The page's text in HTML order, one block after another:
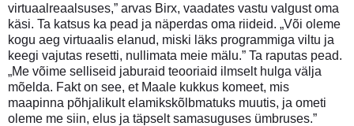
virtuaalreaalsuses,” arvas Birx, vaadates vastu valgust oma
käsi. Ta katsus ka pead ja näperdas oma riideid. „Või oleme
kogu aeg virtuaalis elanud, miski läks programmiga viltu ja
keegi vajutas resetti, nullimata meie mälu.” Ta raputas pead.
„Me võime selliseid jaburaid teooriaid ilmselt hulga välja
mõelda. Fakt on see, et Maale kukkus komeet, mis
maapinna põhjalikult elamikskõlbmatuks muutis, ja ometi
oleme me siin, elus ja täpselt samasuguses ümbruses.”